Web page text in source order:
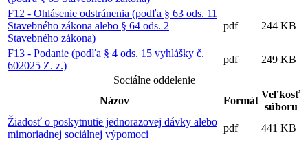
F12 - Ohlásenie odstránenia (podľa § 63 ods. 11
Stavebného zákona alebo § 64 ods. 2
Stavebného zákona)
pdf 244 KB
F13 - Podanie (podľa § 4 ods. 15 vyhlášky č.
602025 Z. z.)
pdf
249 KB
Sociálne oddelenie
Názov
Formát
Veľkosť
súboru
Žiadosť o poskytnutie jednorazovej dávky alebo
mimoriadnej sociálnej výpomoci
pdf
441 KB